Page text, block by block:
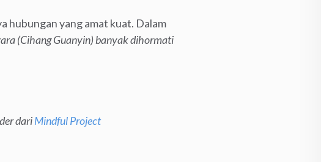
hubungan yang amat kuat. Dalam
(Cihang Guanyin) banyak dihormati
dariMindful Project